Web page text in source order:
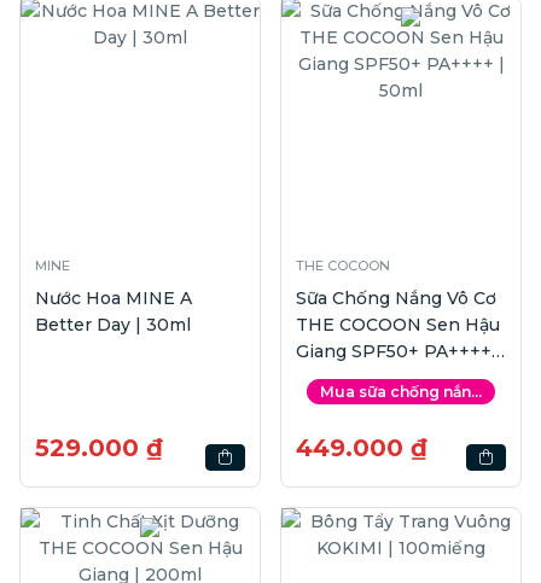
MINE
Nước Hoa MINE A
Better Day | 30ml
529.000 ₫
THE COCOON
Sữa Chống Nắng Vô Cơ
THE COCOON Sen Hậu
Giang SPF50+ PA++++ |
50ml
Mua sữa chống nắn...
449.000 ₫